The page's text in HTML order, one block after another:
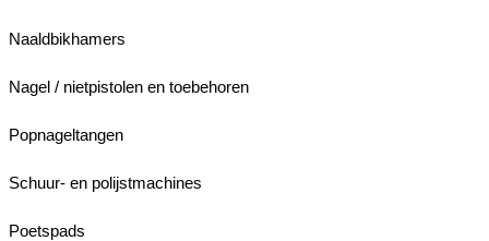
Naaldbikhamers
Nagel / nietpistolen en toebehoren
Popnageltangen
Schuur- en polijstmachines
Poetspads